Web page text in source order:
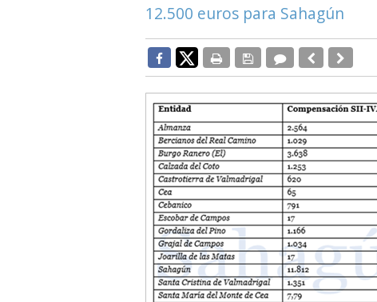
12.500 euros para Sahagún